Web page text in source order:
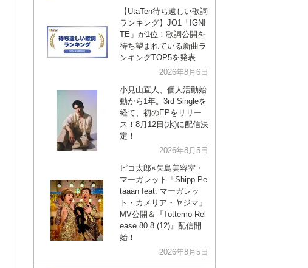
洋楽
ディズニー
【UtaTen待ち遠しい歌詞
ランキング】JO1「IGNI
TE」が1位！歌詞公開を
待ち望まれている新曲ラ
ンキングTOP5を発表
2026年8月6日
小見山直人、個人活動始
動から1年。3rd Singleを
経て、初のEPをリリー
ス！8月12日(水)に配信決
定！
2026年8月5日
ピコ太郎×矢島美容室・
マーガレット「Shipp Pe
taaan feat. マーガレッ
ト・カメリア・ヤジマ」
MV公開＆『Tottemo Rel
ease 80.8 (12)』配信開
始！
2026年8月5日